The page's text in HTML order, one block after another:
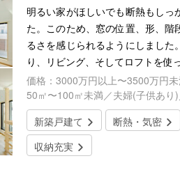
明るい家がほしいでも断熱もし
た。このため、窓の位置、形、
るさを感じられるようにしまし
り、リビング、そしてロフトを使
価格：3000万円以上〜3500万円
50㎡〜100㎡未満／夫婦(子供あり
新築戸建て
断熱・気密
収納充実